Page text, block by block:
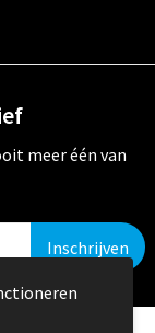
meer één van